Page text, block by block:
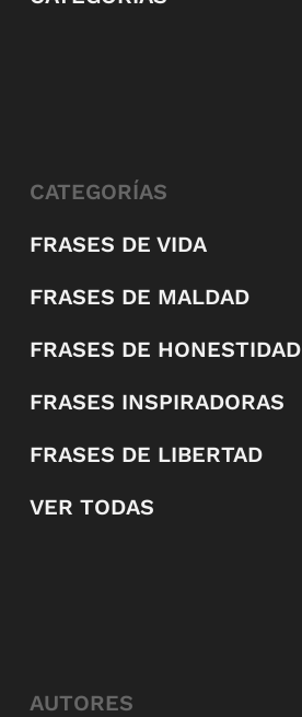
CATEGORÍAS
FRASES DE VIDA
FRASES DE MALDAD
FRASES DE HONESTIDAD
FRASES INSPIRADORAS
FRASES DE LIBERTAD
VER TODAS
AUTORES